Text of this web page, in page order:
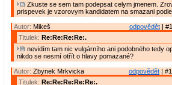
Zkuste se sem tam podepsat celym jmenem.
prispevek je vzorovym kandidatem na smazani
odpovědět |
Autor: Mikeš
Titulek: Re:Re:Re:Re:.
nevidím tam nic vulgárního ani podobného tedy
nikdo se nesmí otřít o hlavy pomazané?
odpovědět |
Autor: Zbynek Mrkvicka
Titulek: Re:Re:Re:Re:Re:.